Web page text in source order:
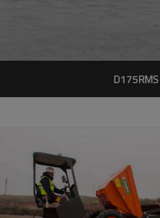
D175RMS